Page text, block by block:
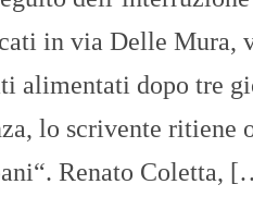
in via Delle Mura,
alimentati dopo tre
lo scrivente ritiene
Renato Coletta,